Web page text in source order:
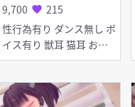
9,700 favorite 215
性行為有り ダンス無し ボ
イス有り 獣耳 猫耳 お漏
らし・潮吹き くぱぁ